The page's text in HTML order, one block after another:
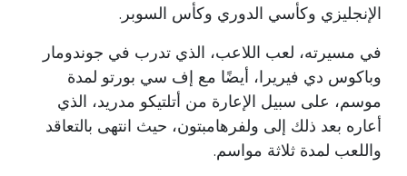
الإنجليزي وكأسي الدوري وكأس السوبر.
في مسيرته، لعب اللاعب، الذي تدرب في جوندومار
وباكوس دي فيريرا، أيضًا مع إف سي بورتو لمدة
موسم، على سبيل الإعارة من أتلتيكو مدريد، الذي
أعاره بعد ذلك إلى ولفرهامبتون، حيث انتهى بالتعاقد
واللعب لمدة ثلاثة مواسم.